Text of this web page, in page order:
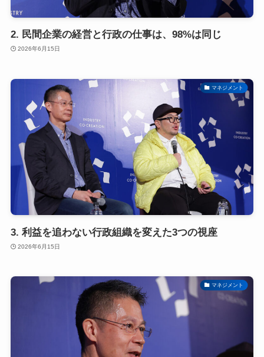
2. 民間企業の経営と行政の仕事は、98%は同じ
2026年6月15日
マネジメント
3. 利益を追わない行政組織を変えた3つの視座
2026年6月15日
マネジメント